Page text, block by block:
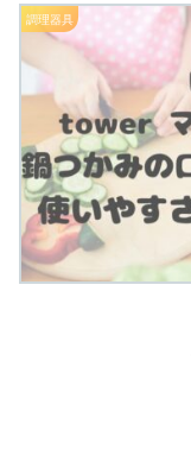
調理器具